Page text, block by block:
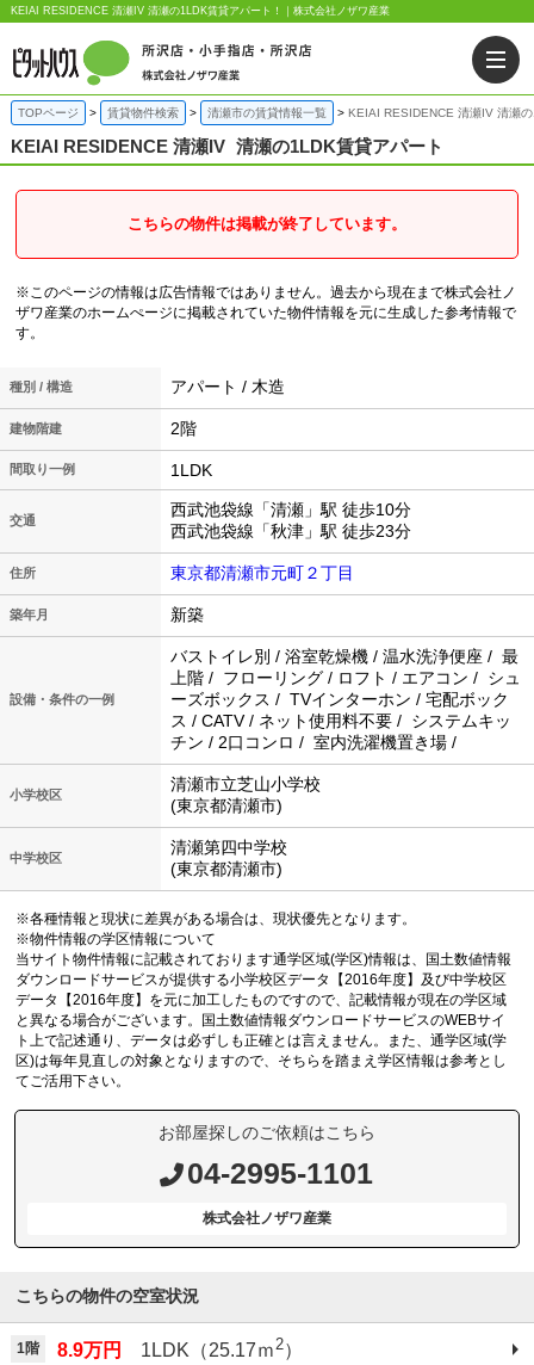
KEIAI RESIDENCE 清瀬IV 清瀬の1LDK賃貸アパート！｜株式会社ノザワ産業
TOPページ 賃貸物件検索 清瀬市の賃貸情報一覧 KEIAI RESIDENCE 清瀬IV 清瀬
KEIAI RESIDENCE 清瀬IV 清瀬の1LDK賃貸アパート
こちらの物件は掲載が終了しています。
※このページの情報は広告情報ではありません。過去から現在まで株式会社ノ
ザワ産業のホームぺージに掲載されていた物件情報を元に生成した参考情報で
す。
種別 / 構造 アパート / 木造
建物階建 2階
間取り一例 1LDK
交通
西武池袋線「清瀬」駅 徒歩10分
西武池袋線「秋津」駅 徒歩23分
住所 東京都清瀬市元町２丁目
築年月 新築
設備・条件の一例
バストイレ別 / 浴室乾燥機 / 温水洗浄便座 / 最
上階 / フローリング / ロフト / エアコン / シュ
ーズボックス / TVインターホン / 宅配ボック
ス / CATV / ネット使用料不要 / システムキッ
チン / 2口コンロ / 室内洗濯機置き場 /
小学校区
清瀬市立芝山小学校
(東京都清瀬市)
中学校区
清瀬第四中学校
(東京都清瀬市)
※各種情報と現状に差異がある場合は、現状優先となります。
※物件情報の学区情報について
当サイト物件情報に記載されております通学区域(学区)情報は、国土数値情報
ダウンロードサービスが提供する小学校区データ【2016年度】及び中学校区
データ【2016年度】を元に加工したものですので、記載情報が現在の学区域
と異なる場合がございます。国土数値情報ダウンロードサービスのWEBサイ
ト上で記述通り、データは必ずしも正確とは言えません。また、通学区域(学
区)は毎年見直しの対象となりますので、そちらを踏まえ学区情報は参考とし
てご活用下さい。
お部屋探しのご依頼はこちら
04-2995-1101
株式会社ノザワ産業
こちらの物件の空室状況
1階 8.9万円 1LDK（25.17ｍ2）